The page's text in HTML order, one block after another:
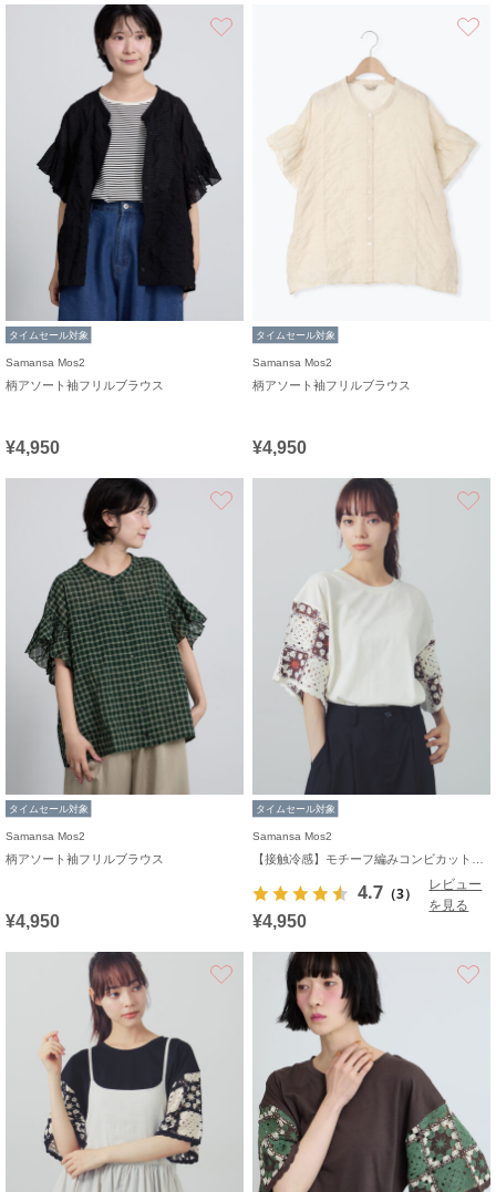
タイムセール対象
Samansa Mos2
柄アソート袖フリルブラウス
¥4,950
タイムセール対象
Samansa Mos2
柄アソート袖フリルブラウス
¥4,950
タイムセール対象
Samansa Mos2
柄アソート袖フリルブラウス
¥4,950
タイムセール対象
Samansa Mos2
4.7 （3）
レビュー
を見る
¥4,950
お気に入り